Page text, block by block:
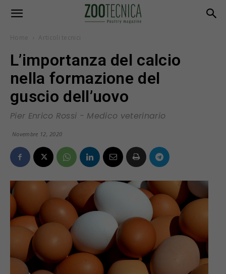
Home Articoli tecnici
L’importanza del calcio
nella formazione del
guscio dell’uovo
Pier Enrico Rossi - Medico veterinario
Novembre 12, 2020